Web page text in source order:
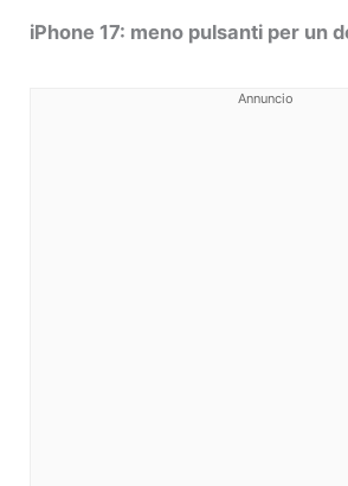
iPhone 17: meno pulsanti per un
Annuncio